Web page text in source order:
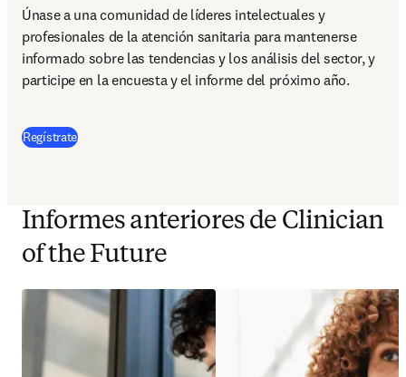
Únase a una comunidad de líderes intelectuales y
profesionales de la atención sanitaria para mantenerse
informado sobre las tendencias y los análisis del sector, y
participe en la encuesta y el informe del próximo año.
Regístrate
Informes anteriores de Clinician
of the Future